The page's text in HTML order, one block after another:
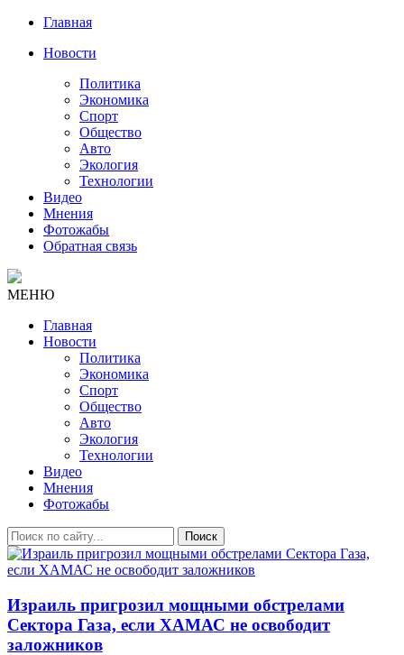
Главная
Новости
Политика
Экономика
Спорт
Общество
Авто
Экология
Технологии
Видео
Мнения
Фотожабы
Обратная связь
МЕНЮ
Главная
Новости
Политика
Экономика
Спорт
Общество
Авто
Экология
Технологии
Видео
Мнения
Фотожабы
Поиск
Израиль пригрозил мощными обстрелами
Сектора Газа, если ХАМАС не освободит
заложников